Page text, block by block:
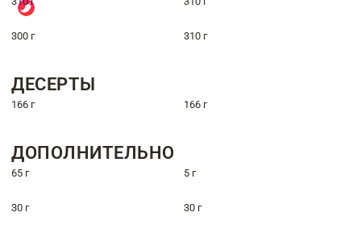
300 г 310 г
ДЕСЕРТЫ
166 г 166 г
ДОПОЛНИТЕЛЬНО
65 г 5 г
30 г 30 г